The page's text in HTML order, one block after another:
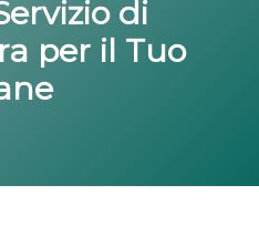
di
per il Tuo